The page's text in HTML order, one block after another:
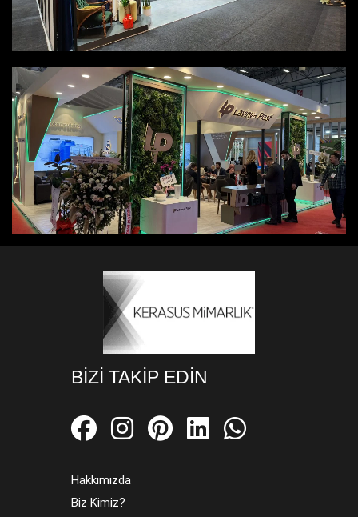
BIZI TAKIP EDIN
Hakkımızda
Biz Kimiz?